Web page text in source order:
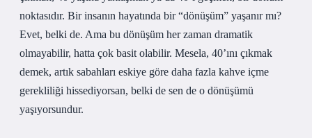
noktasıdır. Bir insanın hayatında bir “dönüşüm” yaşanır mı?
Evet, belki de. Ama bu dönüşüm her zaman dramatik
olmayabilir, hatta çok basit olabilir. Mesela, 40’ını çıkmak
demek, artık sabahları eskiye göre daha fazla kahve içme
gerekliliği hissediyorsan, belki de sen de o dönüşümü
yaşıyorsundur.